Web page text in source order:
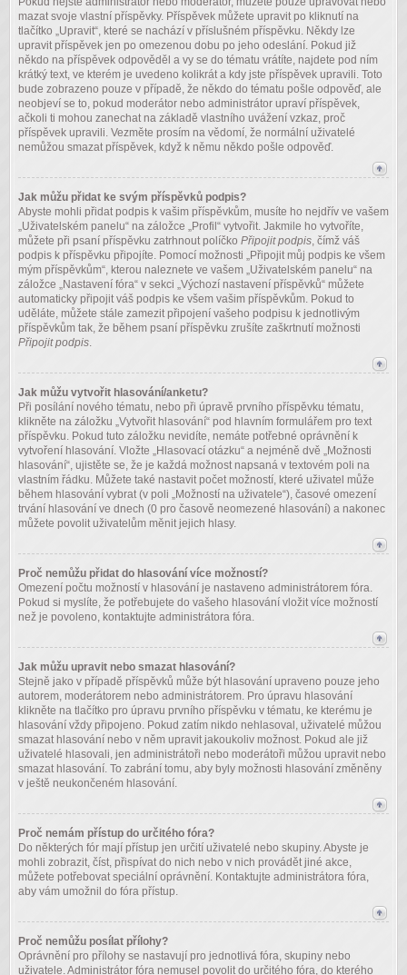
mazat svoje vlastní příspěvky. Příspěvek můžete upravit po kliknutí na
tlačítko „Upravit“, které se nachází v příslušném příspěvku. Někdy lze
upravit příspěvek jen po omezenou dobu po jeho odeslání. Pokud již
někdo na příspěvek odpověděl a vy se do tématu vrátíte, najdete pod ním
krátký text, ve kterém je uvedeno kolikrát a kdy jste příspěvek upravili. Toto
bude zobrazeno pouze v případě, že někdo do tématu pošle odpověď, ale
neobjeví se to, pokud moderátor nebo administrátor upraví příspěvek,
ačkoli ti mohou zanechat na základě vlastního uvážení vzkaz, proč
příspěvek upravili. Vezměte prosím na vědomí, že normální uživatelé
nemůžou smazat příspěvek, když k němu někdo pošle odpověď.
Jak můžu přidat ke svým příspěvků podpis?
Abyste mohli přidat podpis k vašim příspěvkům, musíte ho nejdřív ve vašem
„Uživatelském panelu“ na záložce „Profil“ vytvořit. Jakmile ho vytvoříte,
můžete při psaní příspěvku zatrhnout políčko Připojit podpis, čímž váš
podpis k příspěvku připojíte. Pomocí možnosti „Připojit můj podpis ke všem
mým příspěvkům“, kterou naleznete ve vašem „Uživatelském panelu“ na
záložce „Nastavení fóra“ v sekci „Výchozí nastavení příspěvků“ můžete
automaticky připojit váš podpis ke všem vašim příspěvkům. Pokud to
uděláte, můžete stále zamezit připojení vašeho podpisu k jednotlivým
příspěvkům tak, že během psaní příspěvku zrušíte zaškrtnutí možnosti
Připojit podpis.
Jak můžu vytvořit hlasování/anketu?
Při posílání nového tématu, nebo při úpravě prvního příspěvku tématu,
klikněte na záložku „Vytvořit hlasování“ pod hlavním formulářem pro text
příspěvku. Pokud tuto záložku nevidíte, nemáte potřebné oprávnění k
vytvoření hlasování. Vložte „Hlasovací otázku“ a nejméně dvě „Možnosti
hlasování“, ujistěte se, že je každá možnost napsaná v textovém poli na
vlastním řádku. Můžete také nastavit počet možností, které uživatel může
během hlasování vybrat (v poli „Možností na uživatele“), časové omezení
trvání hlasování ve dnech (0 pro časově neomezené hlasování) a nakonec
můžete povolit uživatelům měnit jejich hlasy.
Proč nemůžu přidat do hlasování více možností?
Omezení počtu možností v hlasování je nastaveno administrátorem fóra.
Pokud si myslíte, že potřebujete do vašeho hlasování vložit více možností
než je povoleno, kontaktujte administrátora fóra.
Jak můžu upravit nebo smazat hlasování?
Stejně jako v případě příspěvků může být hlasování upraveno pouze jeho
autorem, moderátorem nebo administrátorem. Pro úpravu hlasování
klikněte na tlačítko pro úpravu prvního příspěvku v tématu, ke kterému je
hlasování vždy připojeno. Pokud zatím nikdo nehlasoval, uživatelé můžou
smazat hlasování nebo v něm upravit jakoukoliv možnost. Pokud ale již
uživatelé hlasovali, jen administrátoři nebo moderátoři můžou upravit nebo
smazat hlasování. To zabrání tomu, aby byly možnosti hlasování změněny
v ještě neukončeném hlasování.
Proč nemám přístup do určitého fóra?
Do některých fór mají přístup jen určití uživatelé nebo skupiny. Abyste je
mohli zobrazit, číst, přispívat do nich nebo v nich provádět jiné akce,
můžete potřebovat speciální oprávnění. Kontaktujte administrátora fóra,
aby vám umožnil do fóra přístup.
Proč nemůžu posílat přílohy?
Oprávnění pro přílohy se nastavují pro jednotlivá fóra, skupiny nebo
uživatele. Administrátor fóra nemusel povolit do určitého fóra, do kterého